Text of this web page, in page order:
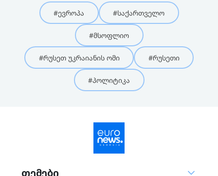
#ევროპა #საქართველო
#მსოფლიო
#რუსეთ უკრაიანის ომი #რუსეთი
#პოლიტიკა
თემები